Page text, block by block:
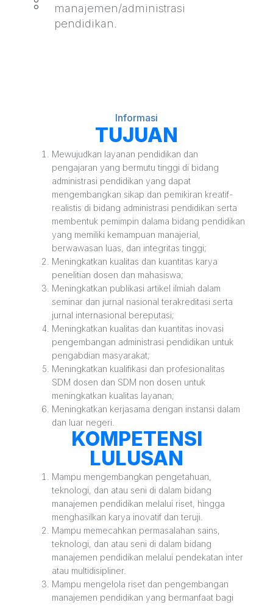
manajemen/administrasi
pendidikan.
Informasi
TUJUAN
Mewujudkan layanan pendidikan dan
pengajaran yang bermutu tinggi di bidang
administrasi pendidikan yang dapat
mengembangkan sikap dan pemikiran kreatif-
realistis di bidang administrasi pendidikan serta
membentuk pemimpin dalama bidang pendidikan
yang memiliki kemampuan manajerial,
berwawasan luas, dan integritas tinggi;
Meningkatkan kualitas dan kuantitas karya
penelitian dosen dan mahasiswa;
Meningkatkan publikasi artikel ilmiah dalam
seminar dan jurnal nasional terakreditasi serta
jurnal internasional bereputasi;
Meningkatkan kualitas dan kuantitas inovasi
pengembangan administrasi pendidikan untuk
pengabdian masyarakat;
Meningkatkan kualifikasi dan profesionalitas
SDM dosen dan SDM non dosen untuk
meningkatkan kualitas layanan;
Meningkatkan kerjasama dengan instansi dalam
dan luar negeri.
KOMPETENSI
LULUSAN
Mampu mengembangkan pengetahuan,
teknologi, dan atau seni di dalam bidang
manajemen pendidikan melalui riset, hingga
menghasilkan karya inovatif dan teruji.
Mampu memecahkan permasalahan sains,
teknologi, dan atau seni di dalam bidang
manajemen pendidikan melalui pendekatan inter
atau multidisipliner.
Mampu mengelola riset dan pengembangan
manajemen pendidikan yang bermanfaat bagi